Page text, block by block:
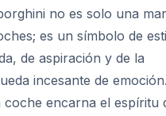
no es solo una
es un símbolo de
de aspiración y de la
incesante de emoción.
coche encarna el espíritu